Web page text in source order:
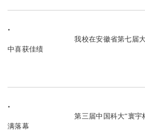
                               我校在安徽省第七届大学生艺术展演活动
中喜获佳绩
                               第三届中国科大“寰宇杯”英文演讲比赛圆
满落幕